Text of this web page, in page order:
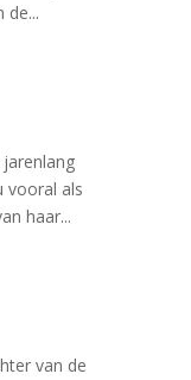
de...
vooral als
haar...
van de